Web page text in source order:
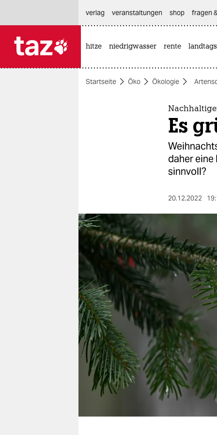
themen
berlin
nord
wahrheit
verlag
verlag
veranstaltungen
shop
fragen & hilfe
unterstützen
genossenschaft
verlag
veranstaltungen shop fragen
hitze niedrigwasser rente
Startseite Öko Ökologie
Es
daher
sinnvoll?
20.12.2022